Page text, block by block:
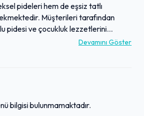
pideleri hem de eşsiz tatlı
Müşterileri tarafından
pidesi ve çocukluk lezzetlerini
ekler pastası tavsiye edilmektedir.
ödün vermeden lezzetli
vazgeçilmez adresi haline gelmiş,
Devamını Göster
bilgisi bulunmamaktadır.